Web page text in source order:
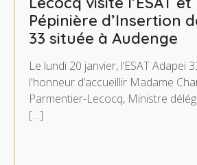
Pépinière d’Insertion
33 située à Audenge
Le lundi 20 janvier, l’ESAT Adapei
l'honneur d’accueillir Madame
Parmentier-Lecocq, Ministre
[…]